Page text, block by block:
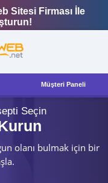
Sitesi Firması İle
Müşteri Paneli
Seçin
olanı bulmak için bir